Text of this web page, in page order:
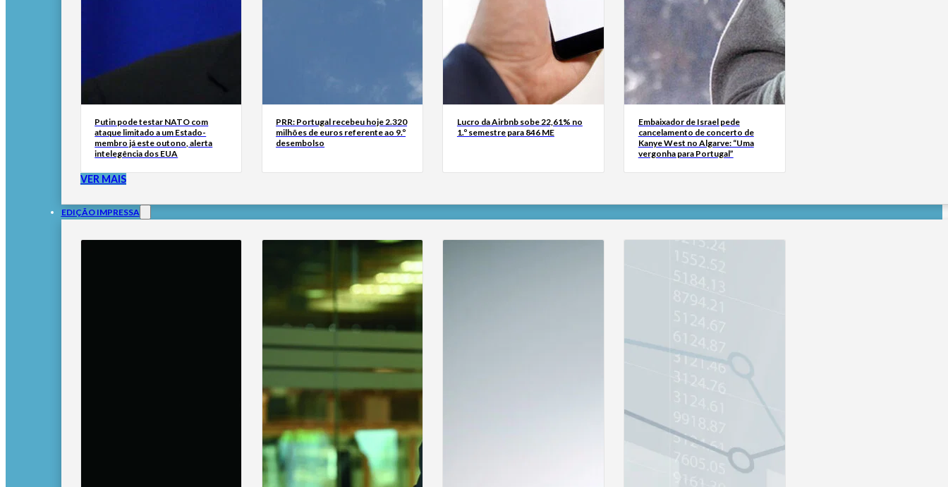
Putin pode testar NATO com
ataque limitado a um Estado-
membro já este outono, alerta
intelegência dos EUA
PRR: Portugal recebeu hoje 2.320
milhões de euros referente ao 9.º
desembolso
Lucro da Airbnb sobe 22,61% no
1.º semestre para 846 ME
Embaixador de Israel pede
cancelamento de concerto de
Kanye West no Algarve: “Uma
vergonha para Portugal”
VER MAIS
EDIÇÃO IMPRESSA